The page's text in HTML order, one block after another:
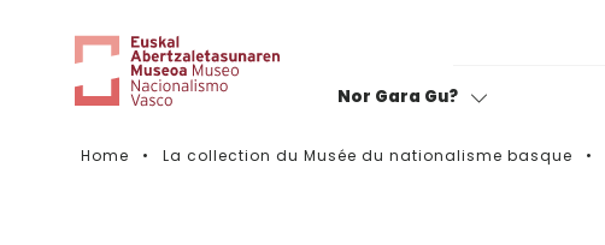
Nor Gara Gu?
Home La collection du Musée du nationalisme basque